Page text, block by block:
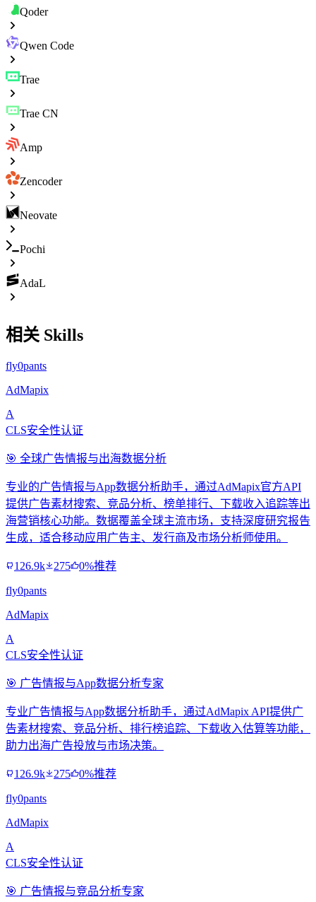
Qoder
Qwen Code
Trae
Trae CN
Amp
Zencoder
Neovate
Pochi
AdaL
相关 Skills
fly0pants
AdMapix
A
CLS安全性认证
🎯 全球广告情报与出海数据分析
专业的广告情报与App数据分析助手，通过AdMapix官方API
提供广告素材搜索、竞品分析、榜单排行、下载收入追踪等出
海营销核心功能。数据覆盖全球主流市场，支持深度研究报告
生成，适合移动应用广告主、发行商及市场分析师使用。
126.9k 275 0%推荐
fly0pants
AdMapix
A
CLS安全性认证
🎯 广告情报与App数据分析专家
专业广告情报与App数据分析助手，通过AdMapix API提供广
告素材搜索、竞品分析、排行榜追踪、下载收入估算等功能，
助力出海广告投放与市场决策。
126.9k 275 0%推荐
fly0pants
AdMapix
A
CLS安全性认证
🎯 广告情报与竞品分析专家